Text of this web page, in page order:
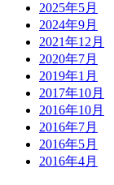
2025年5月
2024年9月
2021年12月
2020年7月
2019年1月
2017年10月
2016年10月
2016年7月
2016年5月
2016年4月